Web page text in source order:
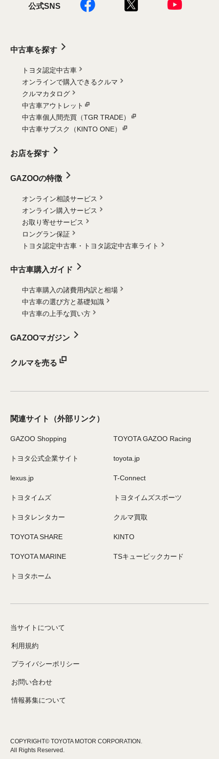
公式SNS
中古車を探す
トヨタ認定中古車
オンラインで購入できるクルマ
クルマカタログ
中古車アウトレット
中古車個人間売買（TGR TRADE）
中古車サブスク（KINTO ONE）
お店を探す
GAZOOの特徴
オンライン相談サービス
オンライン購入サービス
お取り寄せサービス
ロングラン保証
トヨタ認定中古車・
トヨタ認定中古車ライト
中古車購入ガイド
中古車購入の諸費用内訳と相場
中古車の選び方と基礎知識
中古車の上手な買い方
GAZOOマガジン
クルマを売る
関連サイト （外部リンク）
GAZOO Shopping TOYOTA GAZOO Racing
トヨタ公式企業サイト toyota.jp
lexus.jp T-Connect
トヨタイムズ トヨタイムズスポーツ
トヨタレンタカー クルマ買取
TOYOTA SHARE KINTO
TOYOTA MARINE TSキュービックカード
トヨタホーム
当サイトについて
利用規約
プライバシーポリシー
お問い合わせ
情報募集について
COPYRIGHT© TOYOTA MOTOR CORPORATION.
All Rights Reserved.